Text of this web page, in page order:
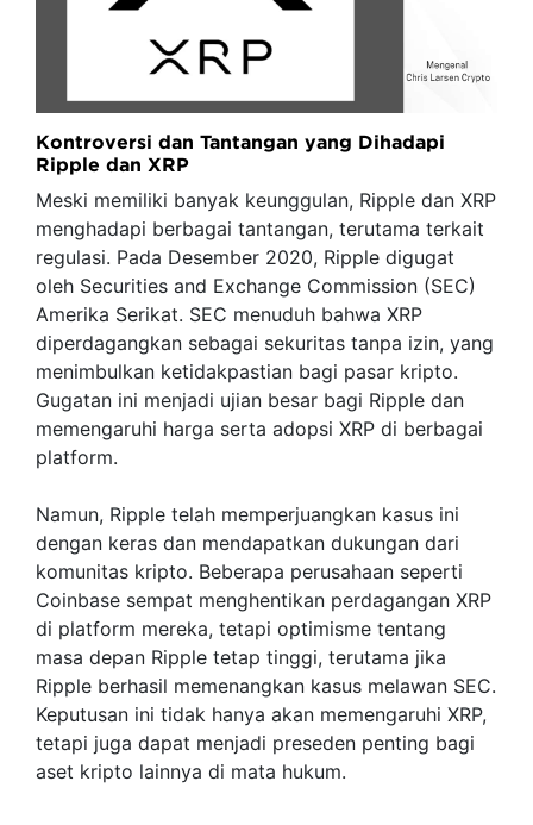
Kontroversi dan Tantangan yang Dihadapi
Ripple dan XRP
Meski memiliki banyak keunggulan, Ripple dan XRP
menghadapi berbagai tantangan, terutama terkait
regulasi. Pada Desember 2020, Ripple digugat
oleh Securities and Exchange Commission (SEC)
Amerika Serikat. SEC menuduh bahwa XRP
diperdagangkan sebagai sekuritas tanpa izin, yang
menimbulkan ketidakpastian bagi pasar kripto.
Gugatan ini menjadi ujian besar bagi Ripple dan
memengaruhi harga serta adopsi XRP di berbagai
platform.
Namun, Ripple telah memperjuangkan kasus ini
dengan keras dan mendapatkan dukungan dari
komunitas kripto. Beberapa perusahaan seperti
Coinbase sempat menghentikan perdagangan XRP
di platform mereka, tetapi optimisme tentang
masa depan Ripple tetap tinggi, terutama jika
Ripple berhasil memenangkan kasus melawan SEC.
Keputusan ini tidak hanya akan memengaruhi XRP,
tetapi juga dapat menjadi preseden penting bagi
aset kripto lainnya di mata hukum.